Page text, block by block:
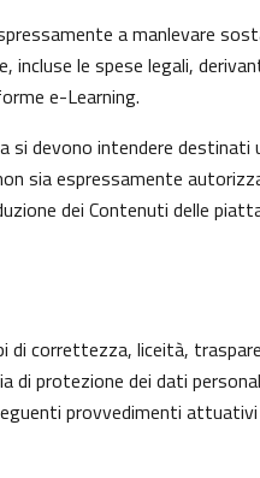
a manlevare
le spese legali,
e-Learning.
devono intendere
sia espressamente
dei Contenuti delle
correttezza, liceità,
protezione dei dati
provvedimenti